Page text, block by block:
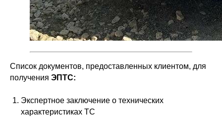
Список документов, предоставленных клиентом, для
получения ЭПТС:
Экспертное заключение о технических
характеристиках ТС